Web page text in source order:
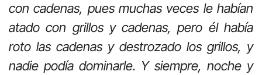
con cadenas, pues muchas veces le habían
atado con grillos y cadenas, pero él había
roto las cadenas y destrozado los grillos, y
nadie podía dominarle. Y siempre, noche y